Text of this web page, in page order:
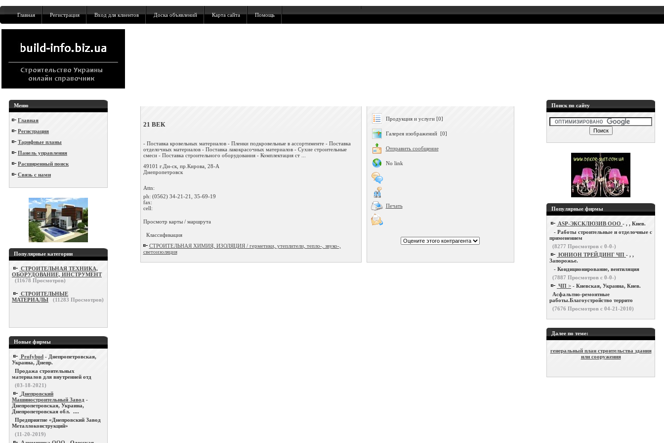
Главная Регистрация Вход для клиентов Доска объявлений Карта сайта Помощь
Меню
Главная
Регистрация
Тарифные планы
Панель управления
Расширенный поиск
Связь с нами
Популярные категории
СТРОИТЕЛЬНАЯ ТЕХНИКА,
ОБОРУДОВАНИЕ, ИНСТРУМЕНТ
(11678 Просмотров)
СТРОИТЕЛЬНЫЕ
МАТЕРИАЛЫ
(11283 Просмотров)
Новые фирмы
Profybud - Днепропетровская,
Украина, Днепр.
Продажа строительных
материалов для внутренней отд
(03-18-2021)
Днепровский
Машиностроительный Завод -
Днепропетровская, Украина,
Днепропетровская обл. ....
Предприятие «Днепровский Завод
Металлоконструкций»
(11-20-2019)
21 ВЕК
- Поставка кровельных материалов - Пленки подкровельные в ассортименте - Поставка
отделочных материалов - Поставка лакокрасочных материалов - Сухие строительные
смеси - Поставка строительного оборудования - Комплектация ст ...
49101 г.Дн-ск, пр.Кирова, 28-А
Днепропетровск
Attn:
ph: (0562) 34-21-21, 35-69-19
fax:
cell:
Просмотр карты / маршрута
Классификация
СТРОИТЕЛЬНАЯ ХИМИЯ, ИЗОЛЯЦИЯ / герметики, утеплители, тепло-, звуко-,
светоизоляция
Продукция и услуги [0]
Галерея изображений [0]
Отправить сообщение
No link
Печать
Поиск по сайту
Популярные фирмы
ASP-ЭКСКЛЮЗИВ ООО - , , Киев.
- Работы строительные и отделочные с
применением
(8277 Просмотров с 0-0-)
ЮНИОН ТРЕЙДИНГ ЧП - , ,
Запорожье.
- Кондиционирование, вентиляция
(7887 Просмотров с 0-0-)
ЧП > - Киевская, Украина, Киев.
Асфальтно-ремонтные
работы.Благоустройство террито
(7676 Просмотров с 04-21-2010)
Далее по теме:
генеральный план строительства здания
или сооружения